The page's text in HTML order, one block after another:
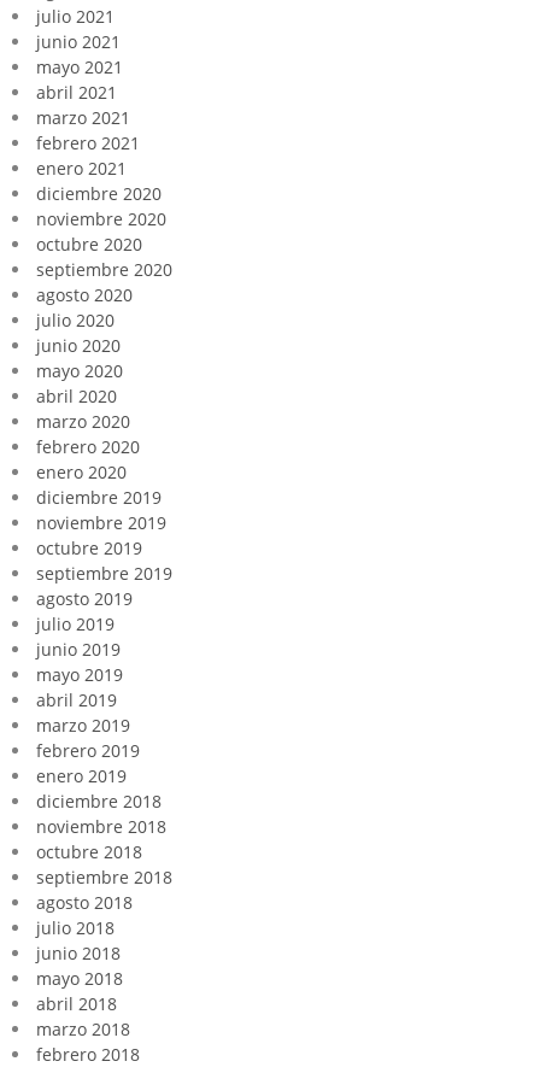
julio 2021
junio 2021
mayo 2021
abril 2021
marzo 2021
febrero 2021
enero 2021
diciembre 2020
noviembre 2020
octubre 2020
septiembre 2020
agosto 2020
julio 2020
junio 2020
mayo 2020
abril 2020
marzo 2020
febrero 2020
enero 2020
diciembre 2019
noviembre 2019
octubre 2019
septiembre 2019
agosto 2019
julio 2019
junio 2019
mayo 2019
abril 2019
marzo 2019
febrero 2019
enero 2019
diciembre 2018
noviembre 2018
octubre 2018
septiembre 2018
agosto 2018
julio 2018
junio 2018
mayo 2018
abril 2018
marzo 2018
febrero 2018